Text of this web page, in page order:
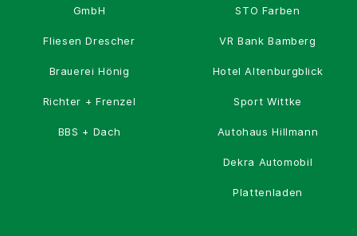
GmbH
Fliesen Drescher
Brauerei Hönig
Richter + Frenzel
BBS + Dach
STO Farben
VR Bank Bamberg
Hotel Altenburgblick
Sport Wittke
Autohaus Hillmann
Dekra Automobil
Plattenladen